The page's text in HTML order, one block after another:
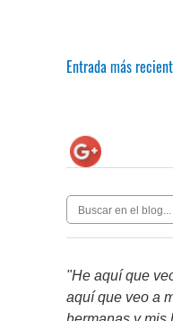
Entrada más
"He aquí que
aquí que veo a